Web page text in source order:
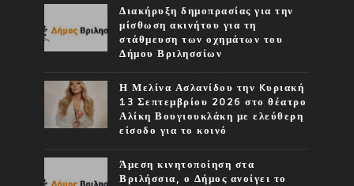
Διακήρυξη δημοπρασίας για την
μίσθωση ακινήτου για τη
στάθμευση των οχημάτων του
Δήμου Βριλησσίων
Η Μελίνα Ασλανίδου την Kυριακή
13 Σεπτεμβρίου 2026 στο θέατρο
Αλίκη Βουγιουκλάκη με ελεύθερη
είσοδο για το κοινό
Άμεση κινητοποίηση στα
Βριλήσσια, ο Δήμος ανοίγει το